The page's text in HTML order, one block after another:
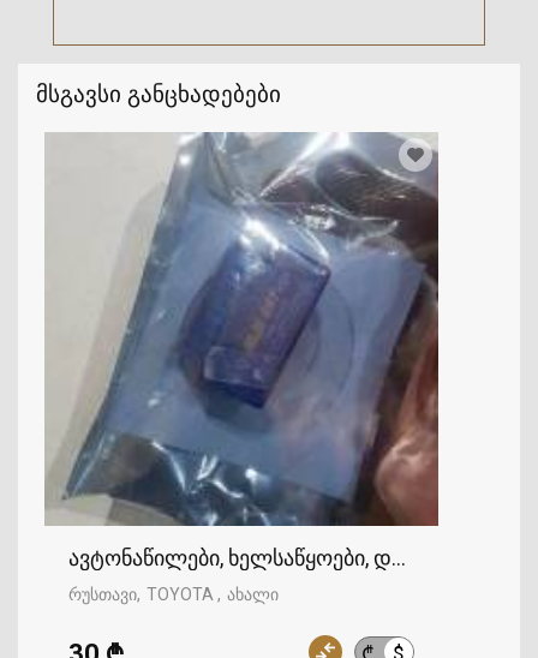
მსგავსი განცხადებები
ავტონაწილები, ხელსაწყოები, დანადგარები,
რუსთავი TOYOTA ახალი